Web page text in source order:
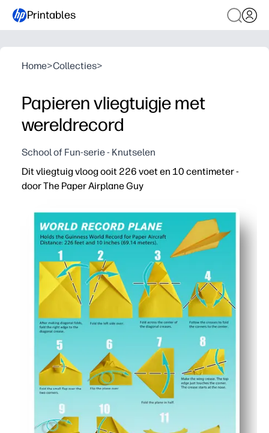
Printables
Home>Collecties>
Papieren vliegtuigje met
wereldrecord
School of Fun-serie - Knutselen
Dit vliegtuig vloog ooit 226 voet en 10 centimeter -
door The Paper Airplane Guy